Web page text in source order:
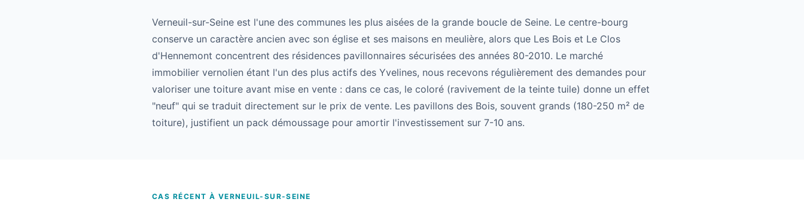
Verneuil-sur-Seine est l'une des communes les plus aisées de la grande boucle de Seine. Le centre-bourg
conserve un caractère ancien avec son église et ses maisons en meulière, alors que Les Bois et Le Clos
d'Hennemont concentrent des résidences pavillonnaires sécurisées des années 80-2010. Le marché
immobilier vernolien étant l'un des plus actifs des Yvelines, nous recevons régulièrement des demandes pour
valoriser une toiture avant mise en vente : dans ce cas, le coloré (ravivement de la teinte tuile) donne un effet
"neuf" qui se traduit directement sur le prix de vente. Les pavillons des Bois, souvent grands (180-250 m² de
toiture), justifient un pack démoussage pour amortir l'investissement sur 7-10 ans.
CAS RÉCENT À VERNEUIL-SUR-SEINE